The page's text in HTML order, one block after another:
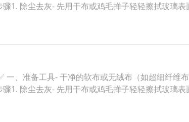
1. 除尘去灰- 先用干布或鸡毛掸子轻轻擦拭玻璃
、准备工具- 干净的软布或无绒布（如超细纤维
1. 除尘去灰- 先用干布或鸡毛掸子轻轻擦拭玻璃